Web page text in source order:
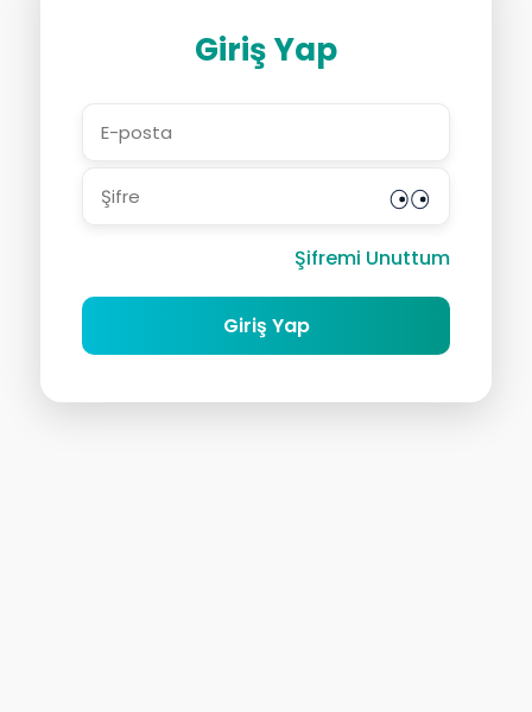
Giriş Yap
Şifremi Unuttum
Giriş Yap